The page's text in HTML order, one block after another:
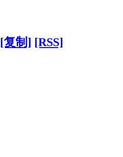
[复制] [RSS]